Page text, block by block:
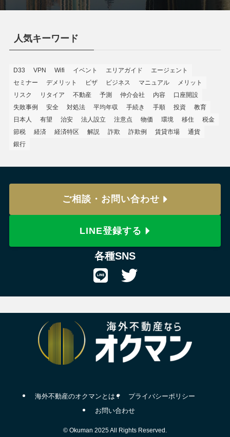
人気キーワード
D33 VPN Wifi イベント エリアガイド
エージェント
セミナー
デメリット ビザ ビジネス マニュアル
メリット
リスク
リタイア 不動産 予測 仲介会社 内容
口座開設
失敗事例
安全 対処法 平均年収 手続き 手順 投資
教育
日本人
有望 治安 法人設立 注意点 物価 環境 移住
税金
節税
経済 経済特区 解説 詐欺 詐欺例 賃貸市場
通貨
銀行
ご相談・お問い合わせ
LINE登録する
各種SNS
海外不動産のオクマンとは？
プライバシーポリシー
お問い合わせ
© Okuman 2025 All Rights Reserved.